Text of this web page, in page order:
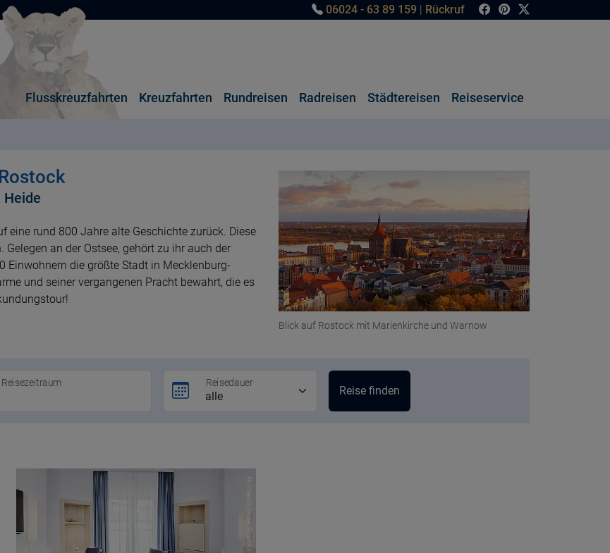
06024 - 63 89 159 | Rückruf
Flusskreuzfahrten Kreuzfahrten Rundreisen Radreisen Städtereisen Reiseservice
Heide
eine rund 800 Jahre alte Geschichte zurück. Diese
an der Ostsee, gehört zu ihr auch der
Einwohnern die größte Stadt in Mecklenburg-
und seiner vergangenen Pracht bewahrt, die es
Blick auf Rostock mit Marienkirche und Warnow
© pixabay
Reisezeitraum Reisedauer
© IntercityHotel Rostock